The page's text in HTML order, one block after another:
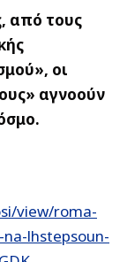
από τους
οι
αγνοούν
view/roma-
lhstepsoun-